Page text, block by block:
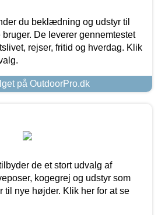
du beklædning og udstyr til
De leverer gennemtestet
rejser, fritid og hverdag. Klik
på OutdoorPro.dk
de et stort udvalg af
kogegrej og udstyr som
til nye højder. Klik her for at se